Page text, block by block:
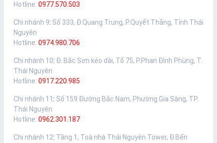
Hotline: 0977.570.503
Chi nhánh 9: Số 333, Đ.Quang Trung, P.Quyết Thắng, Tỉnh Thái
Nguyên
Hotline: 0974.980.706
Chi nhánh 10: Đ. Bắc Sơn kéo dài, Tổ 75, P.Phan Đình Phùng, T.
Thái Nguyên
Hotline: 0917.220.985
Chi nhánh 11 : Số 159 Đường Bắc Nam, Phường Gia Sàng, TP.
Thái Nguyên
Hotline: 0962.301.187
Chi nhánh 12: Tầng 1, Toà nhà Thái Nguyên Tower, Đ.Bến